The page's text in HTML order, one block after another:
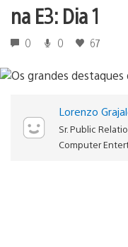
na E3: Dia 1
0 0 67
Lorenzo
Sr. Public
Computer